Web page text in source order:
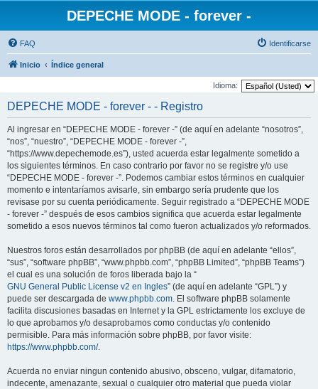
DEPECHE MODE - forever -
FAQ Identificarse
Inicio Índice general
Idioma:
DEPECHE MODE - forever - - Registro
Al ingresar en “DEPECHE MODE - forever -” (de aquí en adelante “nosotros”,
“nos”, “nuestro”, “DEPECHE MODE - forever -”,
“https://www.depechemode.es”), usted acuerda estar legalmente sometido a
los siguientes términos. En caso contrario por favor no se registre y/o use
“DEPECHE MODE - forever -”. Podemos cambiar estos términos en cualquier
momento e intentaríamos avisarle, sin embargo sería prudente que los
revisase por su cuenta periódicamente. Seguir registrado a “DEPECHE MODE
- forever -” después de esos cambios significa que acuerda estar legalmente
sometido a esos nuevos términos tal como fueron actualizados y/o reformados.
Nuestros foros están desarrollados por phpBB (de aquí en adelante “ellos”,
“sus”, “software phpBB”, “www.phpbb.com”, “phpBB Limited”, “phpBB Teams”)
el cual es una solución de foros liberada bajo la “
GNU General Public License v2 en Ingles” (de aquí en adelante “GPL”) y
puede ser descargada de www.phpbb.com. El software phpBB solamente
facilita discusiones basadas en Internet y la GPL estrictamente los excluye de
lo que aprobamos y/o desaprobamos como conductas y/o contenido
permisible. Para más información sobre phpBB, por favor visite:
https://www.phpbb.com/.
Acuerda no enviar ningun contenido abusivo, obsceno, vulgar, difamatorio,
indecente, amenazante, sexual o cualquier otro material que pueda violar